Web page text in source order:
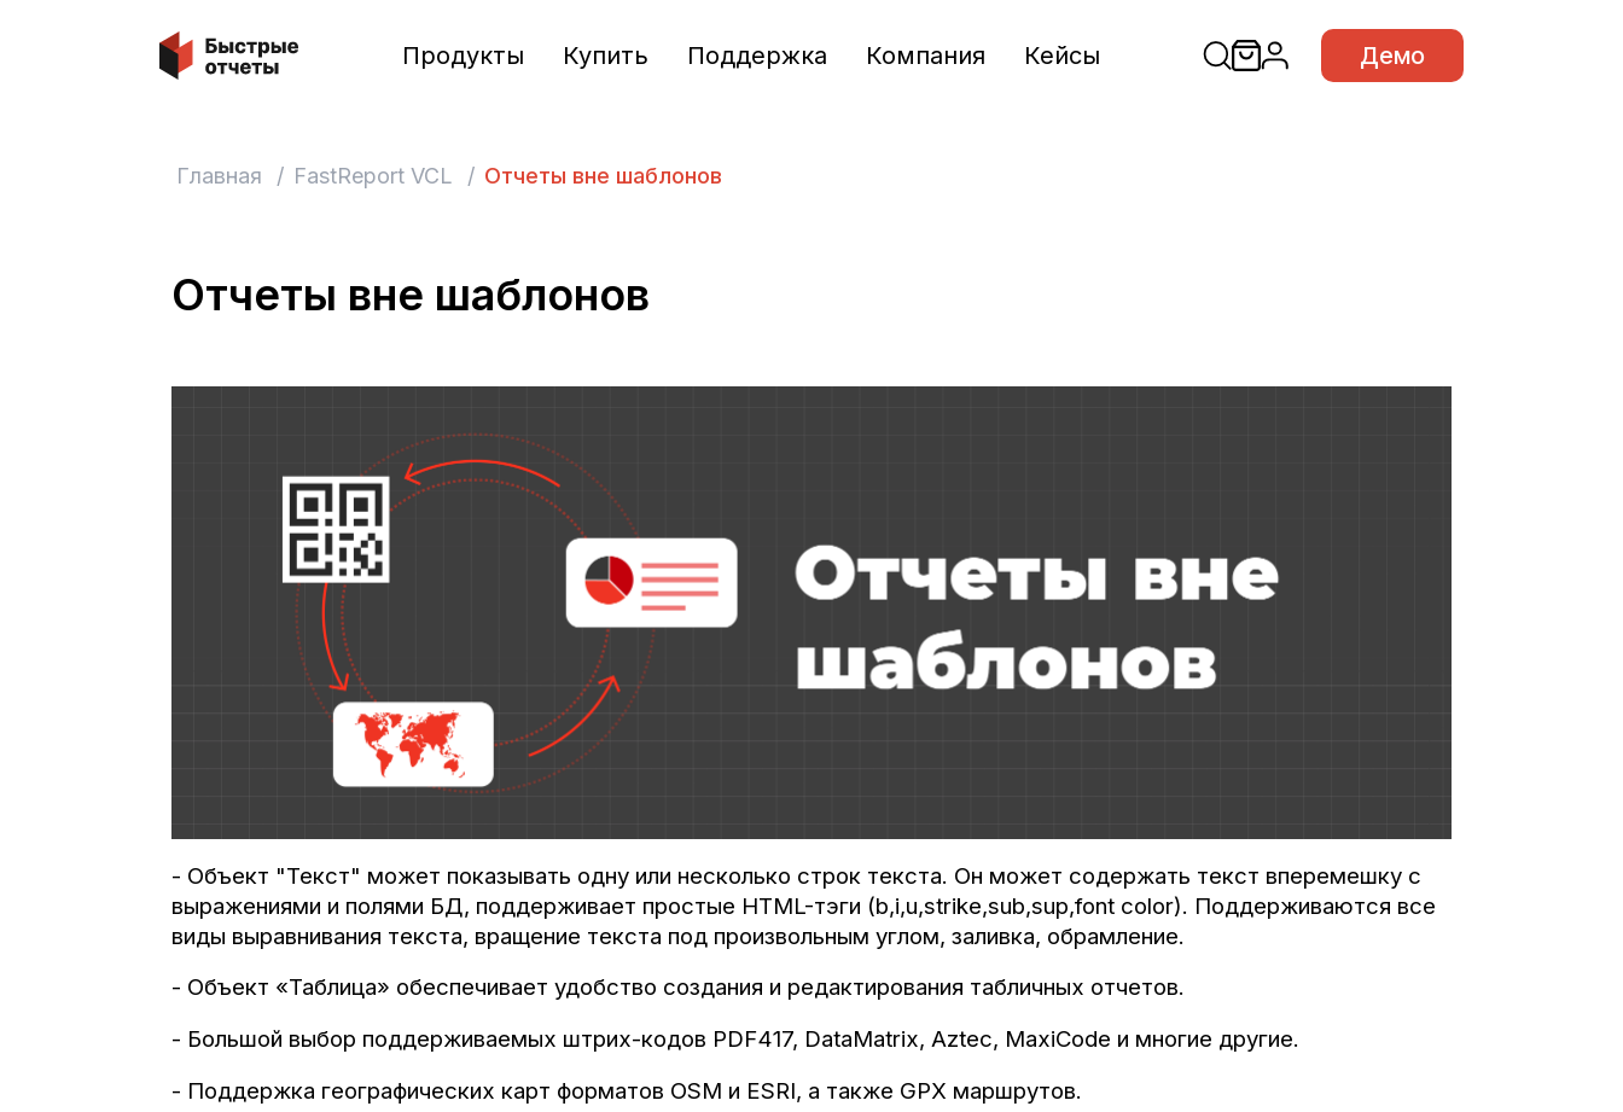
Быстрые отчеты Продукты Купить Поддержка Компания Кейсы Демо
Главная / FastReport VCL / Отчеты вне шаблонов
Отчеты вне шаблонов
- Объект "Текст" может показывать одну или несколько строк текста. Он может содержать текст вперемешку с
выражениями и полями БД, поддерживает простые HTML-тэги (b,i,u,strike,sub,sup,font color). Поддерживаются все
виды выравнивания текста, вращение текста под произвольным углом, заливка, обрамление.
- Объект «Таблица» обеспечивает удобство создания и редактирования табличных отчетов.
- Большой выбор поддерживаемых штрих-кодов PDF417, DataMatrix, Aztec, MaxiCode и многие другие.
- Поддержка географических карт форматов OSM и ESRI, а также GPX маршрутов.